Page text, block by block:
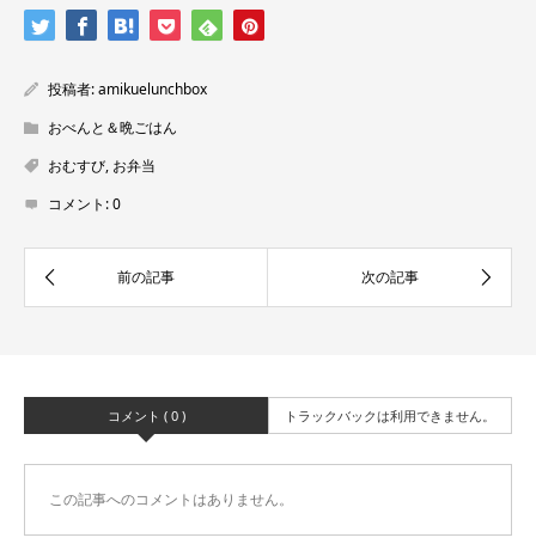
投稿者:amikuelunchbox
おべんと＆晩ごはん
おむすび, お弁当
コメント:0
コメント ( 0 ) トラックバックは利用できません。
この記事へのコメントはありません。